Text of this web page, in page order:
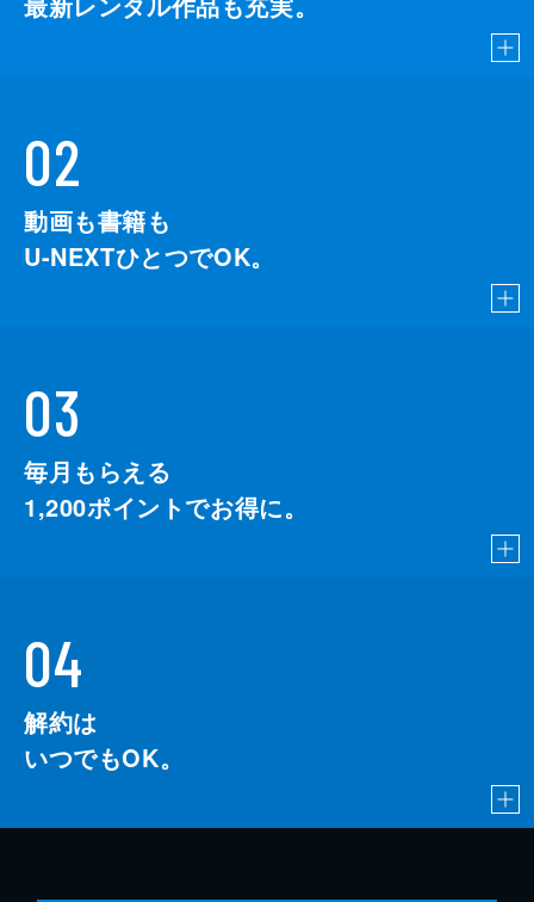
02
動画も書籍も
U-NEXTひとつでOK。
03
毎月もらえる
1,200ポイントでお得に。
04
解約は
いつでもOK。